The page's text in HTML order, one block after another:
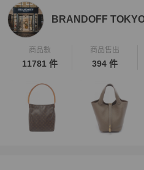
情形，商品已搶先售出，將為您取
【取消&退貨政策】
★ 日本 BrandOff 所有商品，均盡
後，提供商品細節影片，您可以再
品，跟網路上看到的商品是一致的
★ 收到貨後請務必開箱錄影，若不
著賣家未描述的缺陷），請提供充
紀錄與賣家協調退貨之協議，實際
應與決定及 PopChill 的綜合判斷
★ 您一旦依照服務網頁所定方式、
BRANDOFF
商品數
11781 件
商品售出
394 件